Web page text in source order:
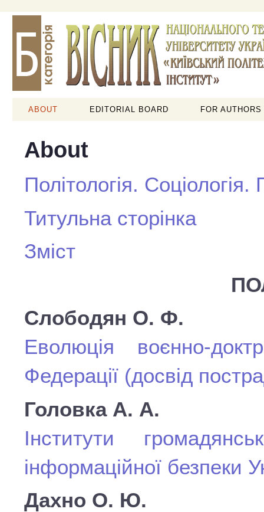
ABOUT EDITORIAL BOARD FOR AUTHORS
About
Політологія.
Титульна сторінка
Зміст
Слободян О. Ф.
Еволюція воєнно-
Федерації (досвід
Головка А. А.
Інститути
інформаційної безпеки
Дахно О. Ю.